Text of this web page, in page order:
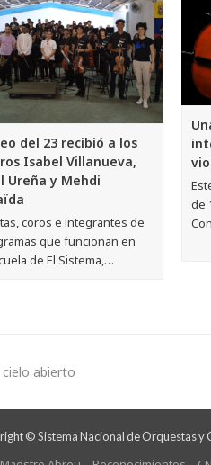
del 23 recibió a los
Isabel Villanueva,
Ureña y Mehdi
coros e integrantes de
que funcionan en
de El Sistema,…
de
cielo abierto
© Sistema Nacional de Orquestas y